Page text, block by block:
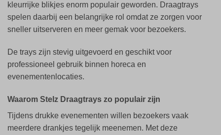
kleurrijke blikjes enorm populair geworden. Draagtrays
spelen daarbij een belangrijke rol omdat ze zorgen voor
sneller uitserveren en meer gemak voor bezoekers.
De trays zijn stevig uitgevoerd en geschikt voor
professioneel gebruik binnen horeca en
evenementenlocaties.
Waarom Stelz Draagtrays zo populair zijn
Tijdens drukke evenementen willen bezoekers vaak
meerdere drankjes tegelijk meenemen. Met deze